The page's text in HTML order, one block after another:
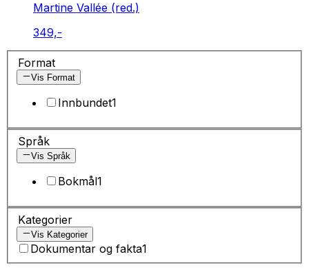
Martine Vallée (red.)
349,-
Format
Vis Format
Innbundet1
Språk
Vis Språk
Bokmål1
Kategorier
Vis Kategorier
Dokumentar og fakta1